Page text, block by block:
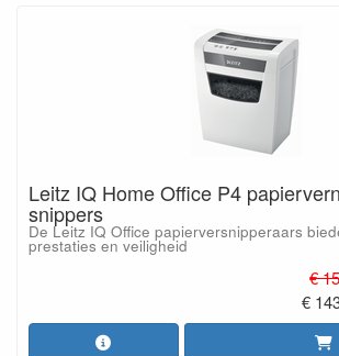
Leitz IQ Home Office P4
snippers
De Leitz IQ Office papierversnipperaars
prestaties en veiligheid
€
€